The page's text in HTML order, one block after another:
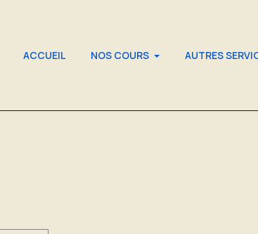
ACCUEIL NOS COURS AUTRES